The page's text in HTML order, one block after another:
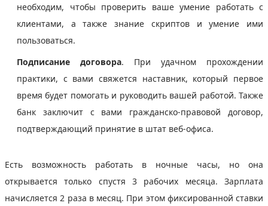
необходим, чтобы проверить ваше умение работать с
клиентами, а также знание скриптов и умение ими
пользоваться.
Подписание договора. При удачном прохождении
практики, с вами свяжется наставник, который первое
время будет помогать и руководить вашей работой. Также
банк заключит с вами гражданско-правовой договор,
подтверждающий принятие в штат веб-офиса.
Есть возможность работать в ночные часы, но она
открывается только спустя 3 рабочих месяца. Зарплата
начисляется 2 раза в месяц. При этом фиксированной ставки